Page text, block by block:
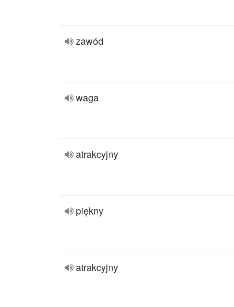
zawód
waga
atrakcyjny
piękny
atrakcyjny